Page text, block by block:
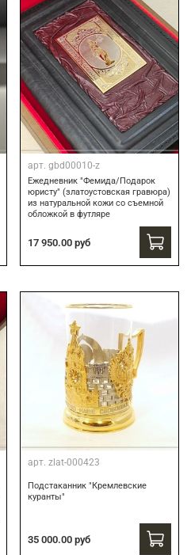
арт. gbd00010-z
Ежедневник "Фемида/Подарок
юристу" (златоустовская гравюра)
из натуральной кожи со съемной
обложкой в футляре
17 950.00 руб
арт. zlat-000423
Подстаканник "Кремлевские
куранты"
35 000.00 руб